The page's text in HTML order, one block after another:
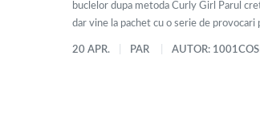
buclelor dupa metoda Curly Girl Parul
dar vine la pachet cu o serie de provocari
20 APR. PAR AUTOR: